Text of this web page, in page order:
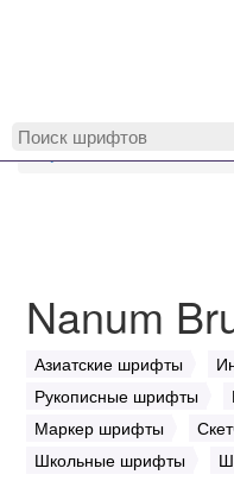
MyFonts.ru
Nanum
Азиатские шрифты
Рукописные шрифты
Маркер шрифты
Школьные шрифты